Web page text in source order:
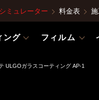
ミュレーター 料金表
ング フィルム
ULGOガラスコーティング AP-1